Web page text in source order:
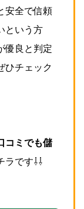
安全で信頼
という方
優良と判定
ひチェック
コミでも儲
ラです⇩⇩